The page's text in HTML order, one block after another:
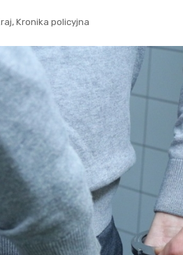
, Kronika policyjna